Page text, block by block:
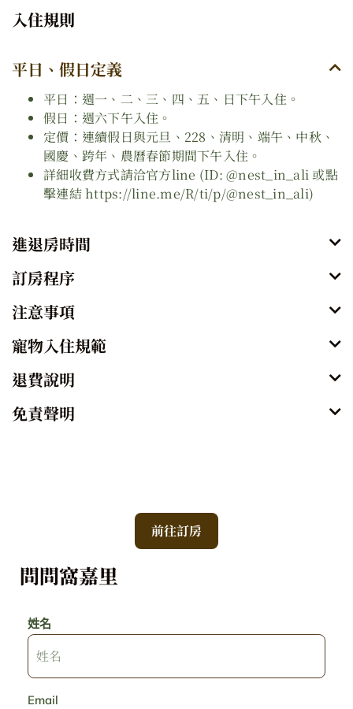
入住規則
平日、假日定義
平日：週一、二、三、四、五、日下午入住。
假日：週六下午入住。
定價：連續假日與元旦、228、清明、端午、中秋、
國慶、跨年、農曆春節期間下午入住。
詳細收費方式請洽官方line (ID: @nest_in_ali 或點
擊連結 https://line.me/R/ti/p/@nest_in_ali)
進退房時間
訂房程序
注意事項
寵物入住規範
退費說明
免責聲明
前往訂房
問問窩嘉里
姓名
Email